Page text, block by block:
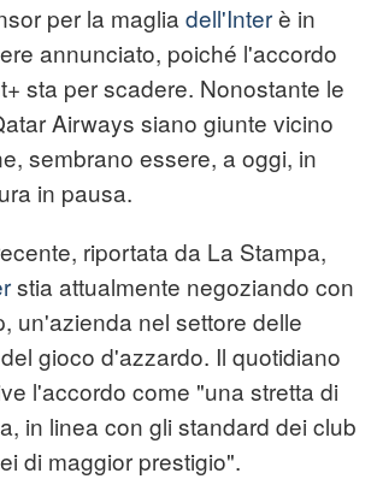
per la maglia dell'Interè in
annunciato, poiché l'accordo
sta per scadere. Nonostante le
Airways siano giunte vicino
sembrano essere, a oggi, in
in pausa.
riportata da La Stampa,
stia attualmente negoziando con
un'azienda nel settore delle
gioco d'azzardo. Il quotidiano
l'accordo come "una stretta di
in linea con gli standard dei club
di maggior prestigio".